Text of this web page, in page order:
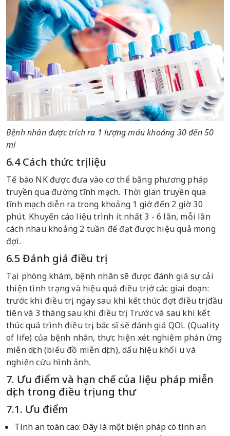
Bệnh nhân được trích ra 1 lượng máu khoảng 30 đến 50
ml
6.4 Cách thức trị liệu
Tế bào NK được đưa vào cơ thể bằng phương pháp
truyền qua đường tĩnh mạch. Thời gian truyền qua
tĩnh mạch diễn ra trong khoảng 1 giờ đến 2 giờ 30
phút. Khuyến cáo liệu trình ít nhất 3 - 6 lần, mỗi lần
cách nhau khoảng 2 tuần để đạt được hiệu quả mong
đợi.
6.5 Đánh giá điều trị
Tại phòng khám, bệnh nhân sẽ được đánh giá sự cải
thiện tình trạng và hiệu quả điều trị ở các giai đoạn:
trước khi điều trị, ngay sau khi kết thúc đợt điều trị đầu
tiên và 3 tháng sau khi điều trị. Trước và sau khi kết
thúc quá trình điều trị, bác sĩ sẽ đánh giá QOL (Quality
of life) của bệnh nhân, thực hiện xét nghiệm phản ứng
miễn dịch (biểu đồ miễn dịch), dấu hiệu khối u và
nghiên cứu hình ảnh.
7. Ưu điểm và hạn chế của liệu pháp miễn
dịch trong điều trị ung thư
7.1. Ưu điểm
Tính an toàn cao: Đây là một biện pháp có tính an